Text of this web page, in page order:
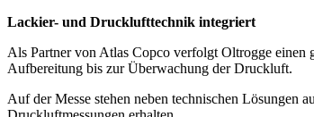
Lackier- und Drucklufttechnik integriert
Als Partner von Atlas Copco verfolgt Oltrogge einen
Aufbereitung bis zur Überwachung der Druckluft.
Auf der Messe stehen neben technischen Lösungen